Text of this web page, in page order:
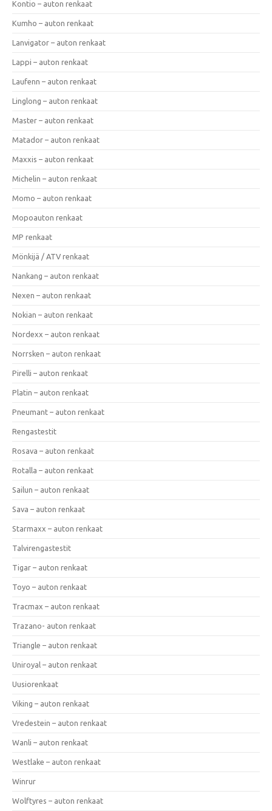
Kontio – auton renkaat
Kumho – auton renkaat
Lanvigator – auton renkaat
Lappi – auton renkaat
Laufenn – auton renkaat
Linglong – auton renkaat
Master – auton renkaat
Matador – auton renkaat
Maxxis – auton renkaat
Michelin – auton renkaat
Momo – auton renkaat
Mopoauton renkaat
MP renkaat
Mönkijä / ATV renkaat
Nankang – auton renkaat
Nexen – auton renkaat
Nokian – auton renkaat
Nordexx – auton renkaat
Norrsken – auton renkaat
Pirelli – auton renkaat
Platin – auton renkaat
Pneumant – auton renkaat
Rengastestit
Rosava – auton renkaat
Rotalla – auton renkaat
Sailun – auton renkaat
Sava – auton renkaat
Starmaxx – auton renkaat
Talvirengastestit
Tigar – auton renkaat
Toyo – auton renkaat
Tracmax – auton renkaat
Trazano- auton renkaat
Triangle – auton renkaat
Uniroyal – auton renkaat
Uusiorenkaat
Viking – auton renkaat
Vredestein – auton renkaat
Wanli – auton renkaat
Westlake – auton renkaat
Winrur
Wolftyres – auton renkaat